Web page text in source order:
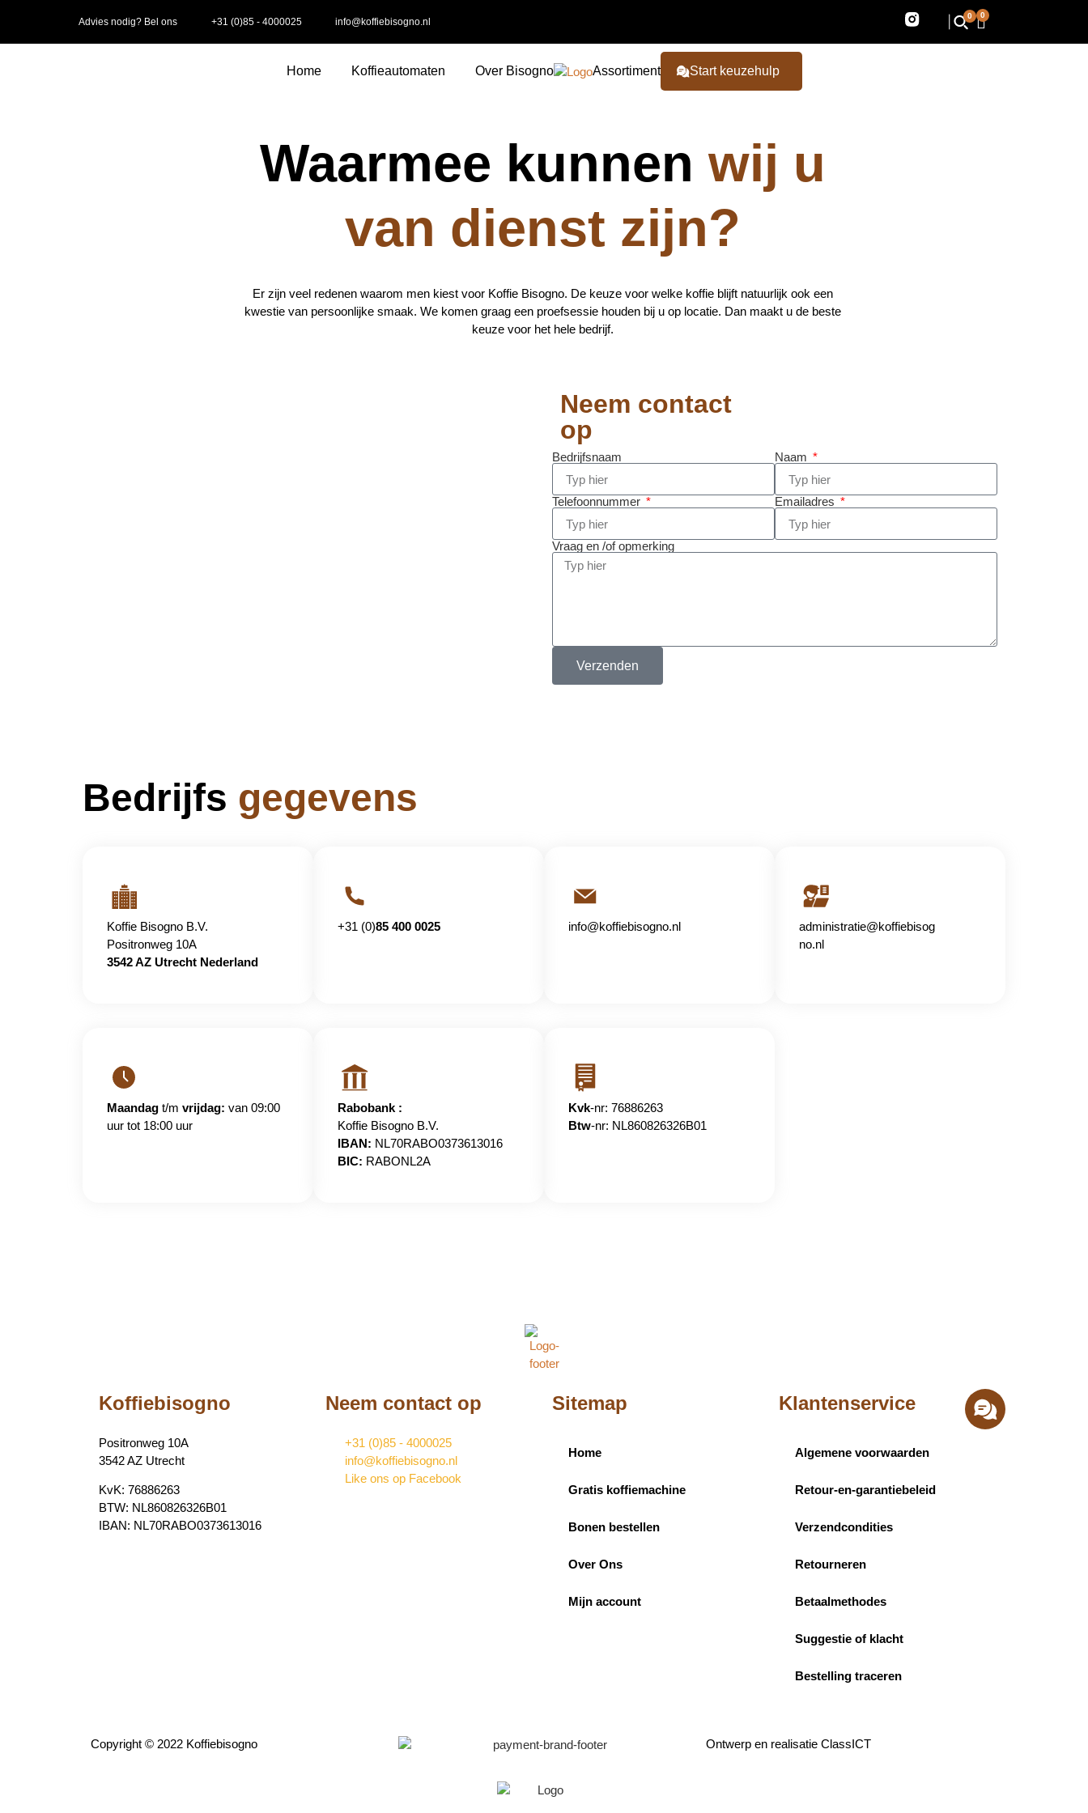
Advies nodig? Bel ons +31 (0)85 - 4000025 info@koffiebisogno.nl
0 0
Home Koffieautomaten Over Bisogno Assortiment Start keuzehulp
Waarmee kunnen wij u
van dienst zijn?
Er zijn veel redenen waarom men kiest voor Koffie Bisogno. De keuze voor welke koffie blijft natuurlijk ook een
kwestie van persoonlijke smaak. We komen graag een proefsessie houden bij u op locatie. Dan maakt u de beste
keuze voor het hele bedrijf.
Neem contact
op
Bedrijfsnaam Naam
Telefoonnummer Emailadres
Vraag en /of opmerking
Verzenden
Bedrijfs gegevens
Koffie Bisogno B.V.
Positronweg 10A
3542 AZ Utrecht Nederland
+31 (0)85 400 0025 info@koffiebisogno.nl
administratie@koffiebisog
no.nl
Maandag t/m vrijdag: van 09:00
uur tot 18:00 uur
Rabobank :
Koffie Bisogno B.V.
IBAN: NL70RABO0373613016
BIC: RABONL2A
Kvk-nr: 76886263
Btw-nr: NL860826326B01
Koffiebisogno
Positronweg 10A
3542 AZ Utrecht
KvK: 76886263
BTW: NL860826326B01
IBAN: NL70RABO0373613016
Neem contact op
+31 (0)85 - 4000025
info@koffiebisogno.nl
Like ons op Facebook
Sitemap
Home
Gratis koffiemachine
Bonen bestellen
Over Ons
Mijn account
Klantenservice
Algemene voorwaarden
Retour-en-garantiebeleid
Verzendcondities
Retourneren
Betaalmethodes
Suggestie of klacht
Bestelling traceren
Copyright © 2022 Koffiebisogno Ontwerp en realisatie ClassICT